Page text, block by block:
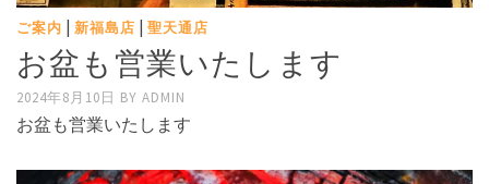
ご案内 | 新福島店 | 聖天通店
お盆も営業いたします
2024年8月10日 BY ADMIN
お盆も営業いたします